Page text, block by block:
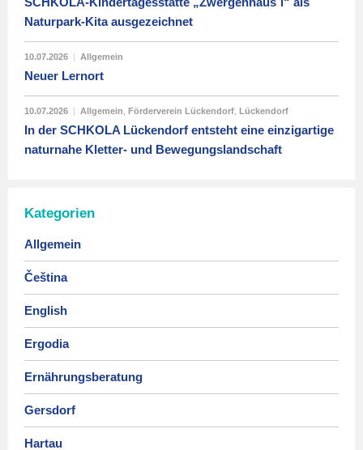
Naturpark-Kita ausgezeichnet
10.07.2026 | Allgemein
Neuer Lernort
10.07.2026 | Allgemein Förderverein Lückendorf Lückendorf
In der SCHKOLA Lückendorf entsteht eine einzigartige
naturnahe Kletter- und Bewegungslandschaft
Kategorien
Allgemein
Čeština
English
Ergodia
Ernährungsberatung
Gersdorf
Hartau